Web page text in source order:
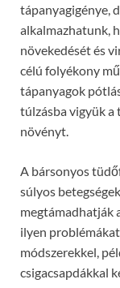
tápanyagigénye,
alkalmazhatunk,
növekedését és
célú folyékony
tápanyagok
túlzásba vigyük a
növényt.
A bársonyos
súlyos
megtámadhatják
ilyen
módszerekkel,
csigacsapdákkal